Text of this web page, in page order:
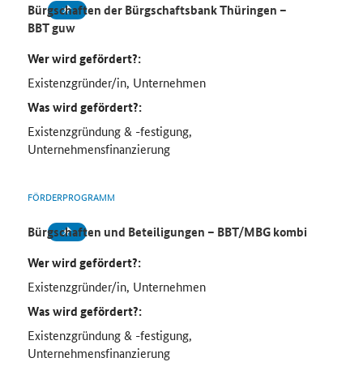
Bürgschaften der Bürgschaftsbank Thüringen –
BBT guw
Wer wird gefördert?:
Existenzgründer/in, Unternehmen
Was wird gefördert?:
Existenzgründung & -festigung,
Unternehmensfinanzierung
FÖRDERPROGRAMM
Bürgschaften und Beteiligungen – BBT/MBG kombi
Wer wird gefördert?:
Existenzgründer/in, Unternehmen
Was wird gefördert?:
Existenzgründung & -festigung,
Unternehmensfinanzierung